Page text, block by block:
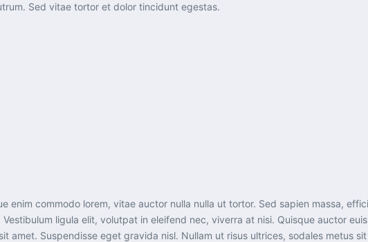
Sed vitae tortor et dolor tincidunt egestas.
enim commodo lorem, vitae auctor nulla nulla ut tortor. Sed sapien massa,
ligula elit, volutpat in eleifend nec, viverra at nisi. Quisque auctor
amet. Suspendisse eget gravida nisl. Nullam ut risus ultrices, sodales metus